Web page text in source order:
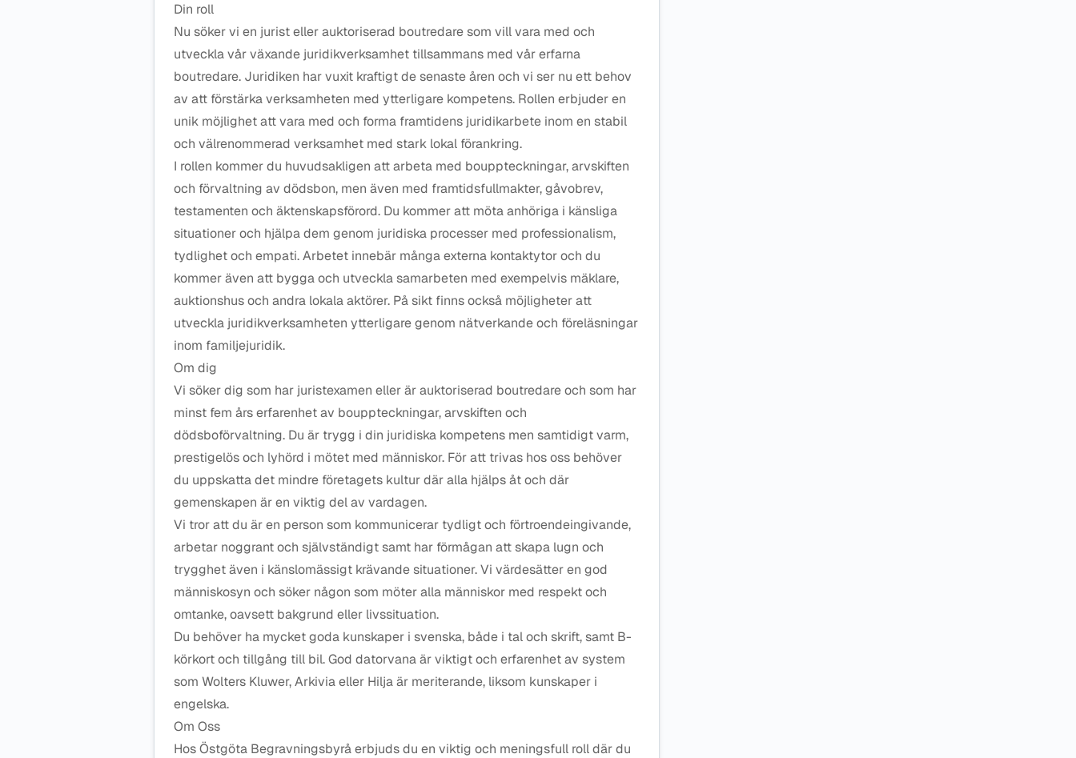
Din roll
Nu söker vi en jurist eller auktoriserad boutredare som vill vara med och
utveckla vår växande juridikverksamhet tillsammans med vår erfarna
boutredare. Juridiken har vuxit kraftigt de senaste åren och vi ser nu ett behov
av att förstärka verksamheten med ytterligare kompetens. Rollen erbjuder en
unik möjlighet att vara med och forma framtidens juridikarbete inom en stabil
och välrenommerad verksamhet med stark lokal förankring.
I rollen kommer du huvudsakligen att arbeta med bouppteckningar, arvskiften
och förvaltning av dödsbon, men även med framtidsfullmakter, gåvobrev,
testamenten och äktenskapsförord. Du kommer att möta anhöriga i känsliga
situationer och hjälpa dem genom juridiska processer med professionalism,
tydlighet och empati. Arbetet innebär många externa kontaktytor och du
kommer även att bygga och utveckla samarbeten med exempelvis mäklare,
auktionshus och andra lokala aktörer. På sikt finns också möjligheter att
utveckla juridikverksamheten ytterligare genom nätverkande och föreläsningar
inom familjejuridik.
Om dig
Vi söker dig som har juristexamen eller är auktoriserad boutredare och som har
minst fem års erfarenhet av bouppteckningar, arvskiften och
dödsboförvaltning. Du är trygg i din juridiska kompetens men samtidigt varm,
prestigelös och lyhörd i mötet med människor. För att trivas hos oss behöver
du uppskatta det mindre företagets kultur där alla hjälps åt och där
gemenskapen är en viktig del av vardagen.
Vi tror att du är en person som kommunicerar tydligt och förtroendeingivande,
arbetar noggrant och självständigt samt har förmågan att skapa lugn och
trygghet även i känslomässigt krävande situationer. Vi värdesätter en god
människosyn och söker någon som möter alla människor med respekt och
omtanke, oavsett bakgrund eller livssituation.
Du behöver ha mycket goda kunskaper i svenska, både i tal och skrift, samt B-
körkort och tillgång till bil. God datorvana är viktigt och erfarenhet av system
som Wolters Kluwer, Arkivia eller Hilja är meriterande, liksom kunskaper i
engelska.
Om Oss
Hos Östgöta Begravningsbyrå erbjuds du en viktig och meningsfull roll där du